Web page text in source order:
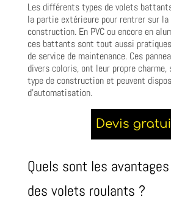
Les différents types de volets
la partie extérieure pour rentrer sur
construction. En PVC ou encore en
ces battants sont tout aussi
de service de maintenance. Ces
divers coloris, ont leur propre charme,
type de construction et peuvent
d’automatisation.
Quels sont les
des volets roulants ?